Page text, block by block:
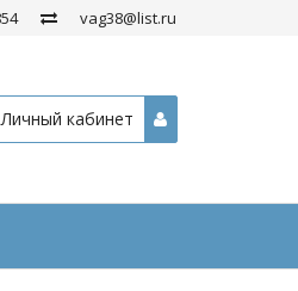
vag38@list.ru
Личный кабинет